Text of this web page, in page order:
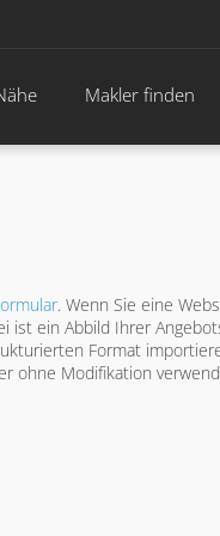
Makler finden
. Wenn Sie eine
ist ein Abbild Ihrer
Format
ohne Modifikation